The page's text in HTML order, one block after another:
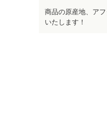
商品の原産地、ア
いたします！